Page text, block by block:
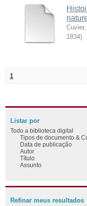
1834)
1
Listar por
Todo a biblioteca digital
Tipos de documento &
Data de publicação
Autor
Título
Assunto
Refinar meus resultados